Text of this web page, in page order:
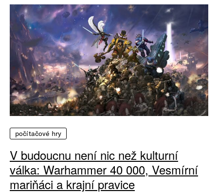
počítačové hry
V budoucnu není nic než kulturní
válka: Warhammer 40 000, Vesmírní
mariňáci a krajní pravice